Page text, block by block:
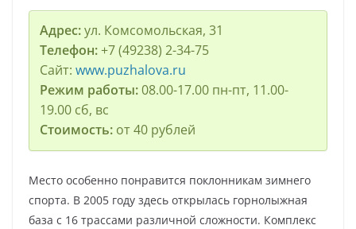
Адрес:ул. Комсомольская, 31
Телефон:+7 (49238) 2-34-75
Сайт: www.puzhalova.ru
Режим работы:08.00-17.00 пн-пт, 11.00-
19.00 сб, вс
Стоимость:от 40 рублей
Место особенно понравится поклонникам зимнего
спорта. В 2005 году здесь открылась горнолыжная
база с 16 трассами различной сложности. Комплекс